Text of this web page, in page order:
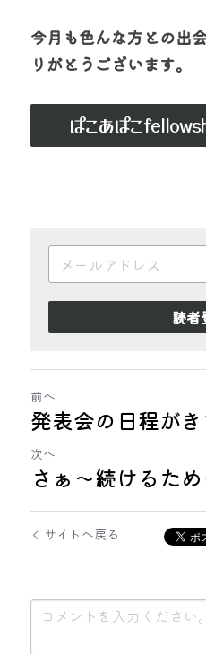
今月も色んな方との出
りがとうございます。
ぽこあぽこ
読者
前へ
発表会の日程が
次へ
さぁ〜続けるため
サイトへ戻る